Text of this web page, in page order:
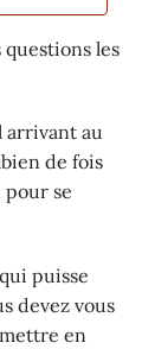
questions les
arrivant au
de fois
pour se
puisse
devez vous
en